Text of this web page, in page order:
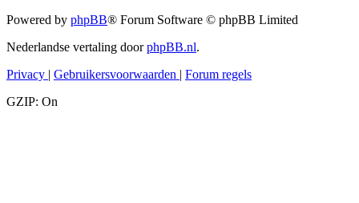
Powered by phpBB® Forum Software © phpBB Limited
Nederlandse vertaling doorphpBB.nl.
Privacy | Gebruikersvoorwaarden | Forum regels
GZIP: On